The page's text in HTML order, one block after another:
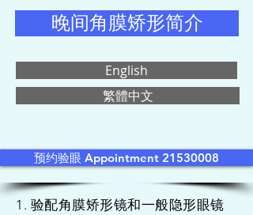
晚间角膜矫形简介
English
繁體中文
预约验眼 Appointment 21530008
1. 验配角膜矫形镜和一般隐形眼镜